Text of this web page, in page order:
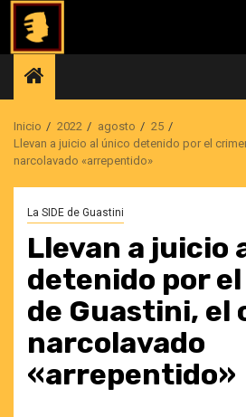
Saltar
contenido
Inicio 2022 agosto
25
Llevan a juicio al único detenido por el
narcolavado «arrepentido»
La SIDE de Guastini
Llevan a juicio
detenido por
de Guastini, el
narcolavado
«arrepentido»